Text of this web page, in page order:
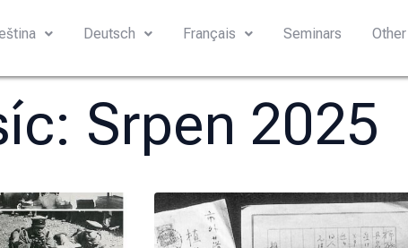
Deutsch Français Seminars Other
Srpen 2025